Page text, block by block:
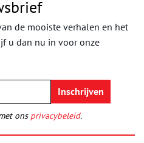
de mooiste verhalen en het
u dan nu in voor onze
ons privacybeleid.